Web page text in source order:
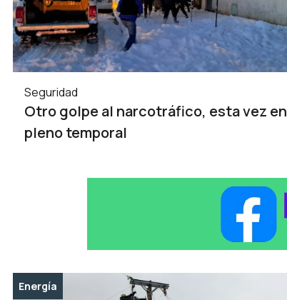
Seguridad
Otro golpe al narcotráfico, esta vez en
pleno temporal
Energía